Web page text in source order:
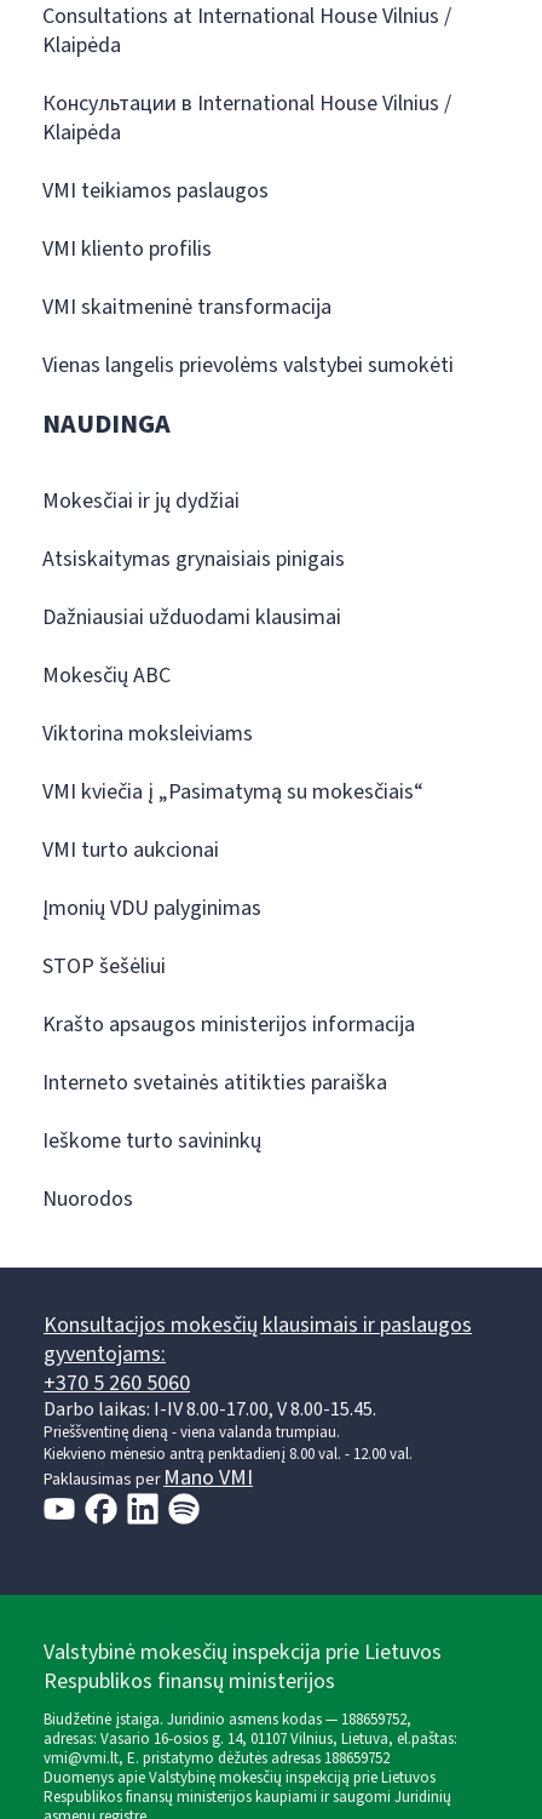
Consultations at International House Vilnius /
Klaipėda
Консультации в International House Vilnius /
Klaipėda
VMI teikiamos paslaugos
VMI kliento profilis
VMI skaitmeninė transformacija
Vienas langelis prievolėms valstybei sumokėti
NAUDINGA
Mokesčiai ir jų dydžiai
Atsiskaitymas grynaisiais pinigais
Dažniausiai užduodami klausimai
Mokesčių ABC
Viktorina moksleiviams
VMI kviečia į „Pasimatymą su mokesčiais“
VMI turto aukcionai
Įmonių VDU palyginimas
STOP šešėliui
Krašto apsaugos ministerijos informacija
Interneto svetainės atitikties paraiška
Ieškome turto savininkų
Nuorodos
Konsultacijos mokesčių klausimais ir paslaugos
gyventojams:
+370 5 260 5060
Darbo laikas: I-IV 8.00-17.00, V 8.00-15.45.
Prieššventinę dieną - viena valanda trumpiau.
Kiekvieno mėnesio antrą penktadienį 8.00 val. - 12.00 val.
Paklausimas perMano VMI
Valstybinė mokesčių inspekcija prie Lietuvos
Respublikos finansų ministerijos
Biudžetinė įstaiga. Juridinio asmens kodas — 188659752,
adresas: Vasario 16-osios g. 14, 01107 Vilnius, Lietuva, el.paštas:
vmi@vmi.lt, E. pristatymo dėžutės adresas 188659752
Duomenys apie Valstybinę mokesčių inspekciją prie Lietuvos
Respublikos finansų ministerijos kaupiami ir saugomi Juridinių